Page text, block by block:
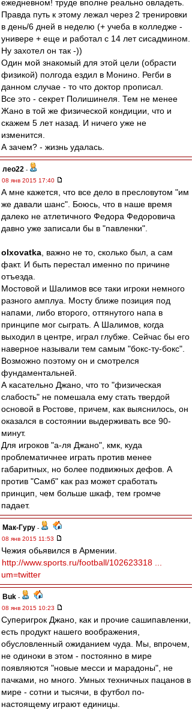
ежедневном! труде вполне реально овладеть.
Правда путь к этому лежал через 2 тренировки
в день/6 дней в неделю (+ учеба в колледже -
универе + еще и работал с 14 лет сисадмином.
Ну захотел он так -))
Один мой знакомый для этой цели (обрасти
физикой) полгода ездил в Монино. Регби в
данном случае - то что доктор прописал.
Все это - секрет Полишинеля. Тем не менее
Жано в той же физической кондиции, что и
скажем 5 лет назад. И ничего уже не
изменится.
А зачем? - жизнь удалась.
лео22 -
08 янв 2015 17:40
А мне кажется, что все дело в пресловутом "им
же давали шанс". Боюсь, что в наше время
далеко не атлетичного Федора Федоровича
давно уже записали бы в "павленки".
olxovatka , важно не то, сколько был, а сам
факт. И быть перестал именно по причине
отъезда.
Мостовой и Шалимов все таки игроки немного
разного амплуа. Мосту ближе позиция под
напами, либо второго, оттянутого напа в
принципе мог сыграть. А Шалимов, когда
выходил в центре, играл глубже. Сейчас бы его
наверное называли тем самым "бокс-ту-бокс".
Возможно поэтому он и смотрелся
фундаментальней.
А касательно Джано, что то "физическая
слабость" не помешала ему стать твердой
основой в Ростове, причем, как выяснилось, он
оказался в состоянии выдерживать все 90-
минут.
Для игроков "а-ля Джано", кмк, куда
проблематичнее играть против менее
габаритных, но более подвижных дефов. А
против "Самб" как раз может сработать
принцип, чем больше шкаф, тем громче
падает.
Мак-Гуру -
08 янв 2015 11:53
Чежия обьявился в Армении.
http://www.sports.ru/football/102623318 ...
um=twitter
Buk -
08 янв 2015 10:23
Суперигрок Джано, как и прочие сашипавленки,
есть продукт нашего воображения,
обусловленный ожиданием чуда. Мы, впрочем,
не одиноки в этом - постоянно в мире
появляются "новые месси и марадоны", не
пачками, но много. Умных техничных пацанов в
мире - сотни и тысячи, в футбол по-
настоящему играют единицы.